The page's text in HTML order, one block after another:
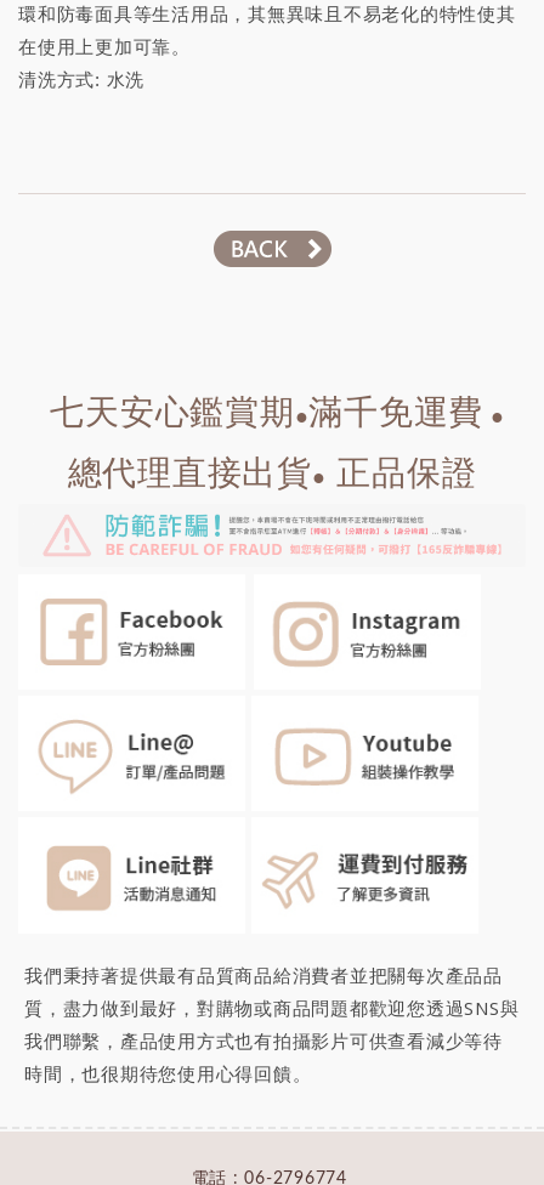
環和防毒面具等生活用品，其無異味且不易老化的特性使其
在使用上更加可靠。
清洗方式: 水洗
七天安心鑑賞期 ●滿千免運費 ●
總代理直接出貨● 正品保證
我們秉持著提供最有品質商品給消費者並把關每次產品品
質，盡力做到最好，對購物或商品問題都歡迎您透過SNS與
我們聯繫，產品使用方式也有拍攝影片可供查看減少等待
時間，也很期待您使用心得回饋。
電話 :06-2796774